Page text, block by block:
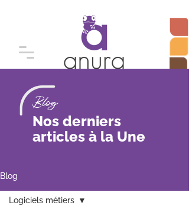
Blog
Nos derniers
articles à la Une
Blog
Logiciels métiers